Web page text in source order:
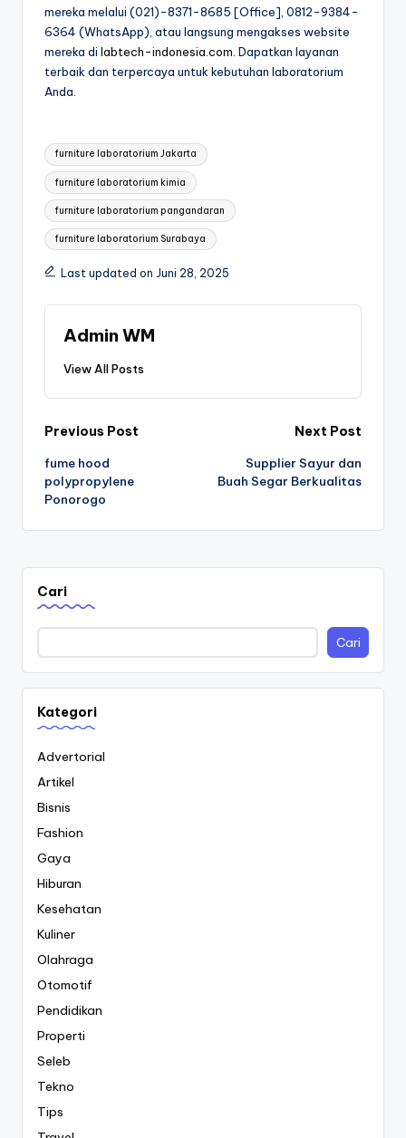
mereka melalui (021)-8371-8685 [Office], 0812-9384-
6364 (WhatsApp), atau langsung mengakses website
mereka di labtech-indonesia.com . Dapatkan layanan
terbaik dan terpercaya untuk kebutuhan laboratorium
Anda.
Tags:
furniture laboratorium Jakarta
furniture laboratorium kimia
furniture laboratorium pangandaran
furniture laboratorium Surabaya
Last updated on Juni 28, 2025
Admin WM
View All Posts
Post
navigation
Previous Post
fume hood
polypropylene
Ponorogo
Next Post
Supplier Sayur dan
Buah Segar Berkualitas
Cari
Cari
Kategori
Advertorial
Artikel
Bisnis
Fashion
Gaya
Hiburan
Kesehatan
Kuliner
Olahraga
Otomotif
Pendidikan
Properti
Seleb
Tekno
Tips